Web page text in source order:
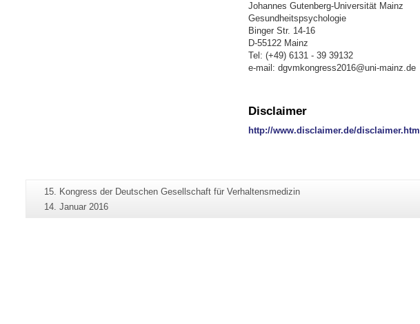
Johannes Gutenberg-Universität Mainz
Gesundheitspsychologie
Binger Str. 14-16
D-55122 Mainz
Tel: (+49) 6131 - 39 39132
e-mail: dgvmkongress2016@uni-mainz.de
Disclaimer
http://www.disclaimer.de/disclaimer.htm
Zusätzliche
Informationen
Seiten-
Name:
15. Kongress der Deutschen Gesellschaft für Verhaltensmedizin
Letzte
14. Januar 2016